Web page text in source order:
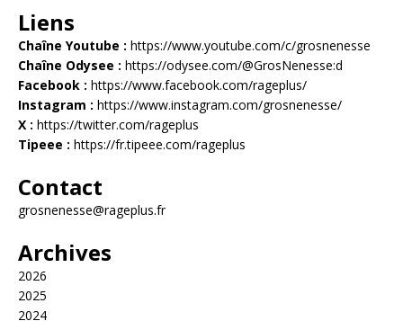
Liens
Chaîne Youtube : https://www.youtube.com/c/grosnenesse
Chaîne Odysee : https://odysee.com/@GrosNenesse:d
Facebook : https://www.facebook.com/rageplus/
Instagram : https://www.instagram.com/grosnenesse/
X : https://twitter.com/rageplus
Tipeee : https://fr.tipeee.com/rageplus
Contact
grosnenesse@rageplus.fr
Archives
2026
2025
2024